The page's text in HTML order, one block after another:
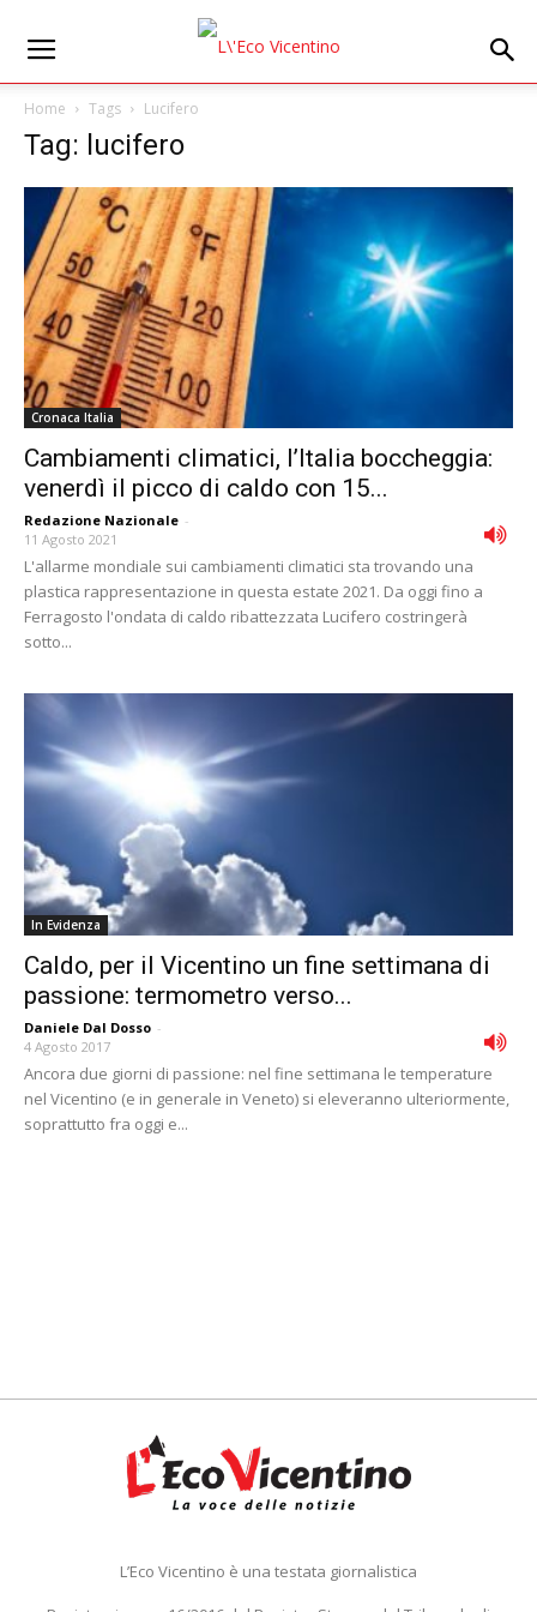
Home Tags Lucifero
Tag: lucifero
Cronaca Italia
Cambiamenti climatici, l’Italia boccheggia:
venerdì il picco di caldo con 15...
Redazione Nazionale -
11 Agosto 2021
L'allarme mondiale sui cambiamenti climatici sta trovando una
plastica rappresentazione in questa estate 2021. Da oggi fino a
Ferragosto l'ondata di caldo ribattezzata Lucifero costringerà
sotto...
In Evidenza
Caldo, per il Vicentino un fine settimana di
passione: termometro verso...
Daniele Dal Dosso -
4 Agosto 2017
Ancora due giorni di passione: nel fine settimana le temperature
nel Vicentino (e in generale in Veneto) si eleveranno ulteriormente,
soprattutto fra oggi e...
L’Eco Vicentino è una testata giornalistica